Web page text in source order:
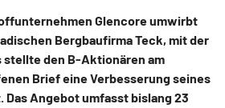
Glencore umwirbt
Bergbaufirma Teck, mit der
stellte den B-Aktionären am
Brief eine Verbesserung seines
Angebot umfasst bislang 23